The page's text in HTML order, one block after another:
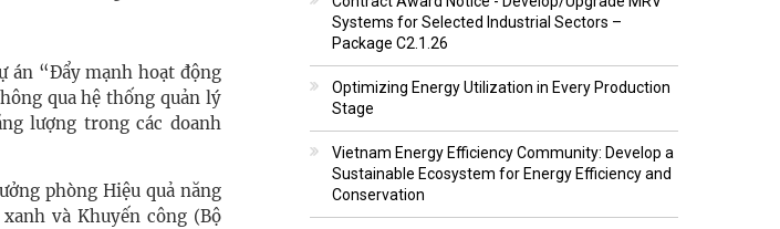
án “Đẩy mạnh hoạt động
qua hệ thống quản lý
lượng trong các doanh
phòng Hiệu quả năng
và Khuyến công (Bộ
Systems for Selected Industrial Sectors –
Package C2.1.26
Optimizing Energy Utilization in Every Production
Stage
Vietnam Energy Efficiency Community: Develop a
Sustainable Ecosystem for Energy Efficiency and
Conservation